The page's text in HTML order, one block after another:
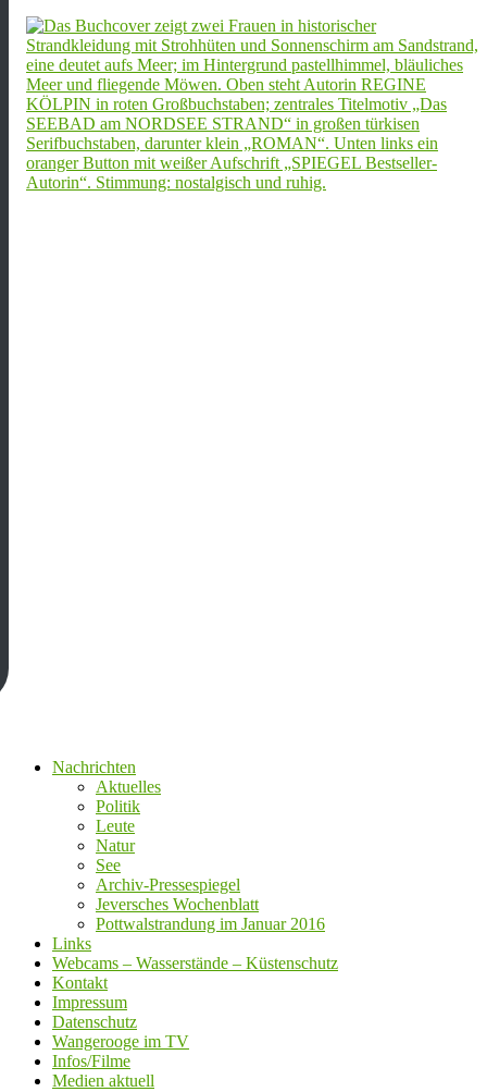
Nachrichten
Aktuelles
Politik
Leute
Natur
See
Archiv-Pressespiegel
Jeversches Wochenblatt
Pottwalstrandung im Januar 2016
Links
Webcams – Wasserstände – Küstenschutz
Kontakt
Impressum
Datenschutz
Wangerooge im TV
Infos/Filme
Medien aktuell